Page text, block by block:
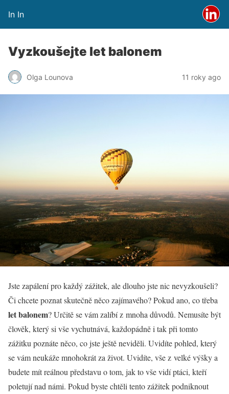
In In
Vyzkoušejte let balonem
Olga Lounova 11 roky ago
Jste zapálení pro každý zážitek, ale dlouho jste nic nevyzkoušeli?
Či chcete poznat skutečně něco zajímavého? Pokud ano, co třeba
let balonem? Určitě se vám zalíbí z mnoha důvodů. Nemusíte být
člověk, který si vše vychutnává, každopádně i tak při tomto
zážitku poznáte něco, co jste ještě neviděli. Uvidíte pohled, který
se vám neukáže mnohokrát za život. Uvidíte, vše z velké výšky a
budete mít reálnou představu o tom, jak to vše vidí ptáci, kteří
poletují nad námi. Pokud byste chtěli tento zážitek podniknout